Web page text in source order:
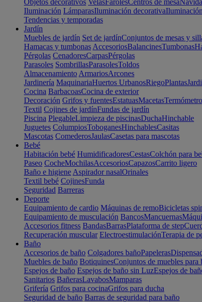
Objetos decorativos VelasFarolesCentros de mesa
Iluminación LámparasIluminación decorativa
Tendencias y temporadas
Jardín
Muebles de jardín Set de jardínConjuntos de mesas y
Hamacas y tumbonas AccesoriosBalancinesTumbonas
Pérgolas CenadoresCarpasPérgolas
Parasoles SombrillasParasolesToldos
Almacenamiento ArmariosArcones
Jardinería MaquinariaHuertos UrbanosRiegoPlantas
Cocina BarbacoasCocina de exterior
Decoración Grifos y fuentesEstatuasMacetas
Textil Cojines de jardínFundas de jardín
Piscina PlegableLimpieza de piscinasDuchaHinchable
Juguetes ColumpiosToboganesHinchablesCasitas
Mascotas ComederosJaulasCasetas para mascotas
Bebé
Habitación bebé HumidificadoresCestasColchón para
Paseo CocheMochilasAccesoriosCapazosCarrito ligero
Baño e higiene Aspirador nasalOrinales
Textil bebé CojinesFunda
Seguridad Barreras
Deporte
Equipamiento de cardio Máquinas de remoBicicletas
Equipamiento de musculación BancosMancuernas
Accesorios fitness BandasBarrasPlataforma de step
Recuperación muscular ElectroestimulaciónTerapia de
Baño
Accesorios de baño Colgadores bañoPapeleras
Muebles de baño BotiquinesConjuntos de muebles para
Espejos de baño Espejos de baño sin LuzEspejos de
Sanitarios BañerasLavabosMamparas
Grifería Grifos para cocinaGrifos para ducha
Seguridad de baño Barras de seguridad para baño